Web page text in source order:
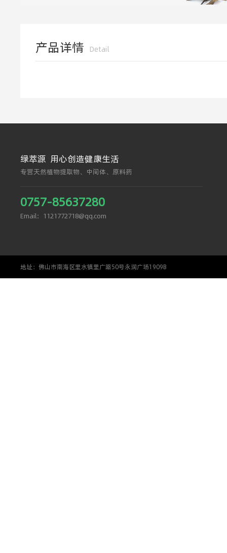
产品详情 Detail
绿萃源 用心创造健康生活
专营天然植物提取物、中间体、原料药
0757-85637280
Email：1121772718@qq.com
地址：佛山市南海区里水镇里广路50号永润广场1909B